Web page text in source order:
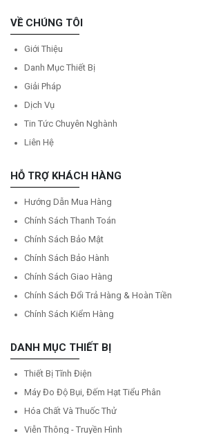
VỀ CHÚNG TÔI
Giới Thiệu
Danh Mục Thiết Bị
Giải Pháp
Dịch Vụ
Tin Tức Chuyên Nghành
Liên Hệ
HỖ TRỢ KHÁCH HÀNG
Hướng Dẫn Mua Hàng
Chính Sách Thanh Toán
Chính Sách Bảo Mật
Chính Sách Bảo Hành
Chính Sách Giao Hàng
Chính Sách Đổi Trả Hàng & Hoàn Tiền
Chính Sách Kiểm Hàng
DANH MỤC THIẾT BỊ
Thiết Bị Tĩnh Điện
Máy Đo Độ Bụi, Đếm Hạt Tiểu Phân
Hóa Chất Và Thuốc Thử
Viễn Thông - Truyền Hình